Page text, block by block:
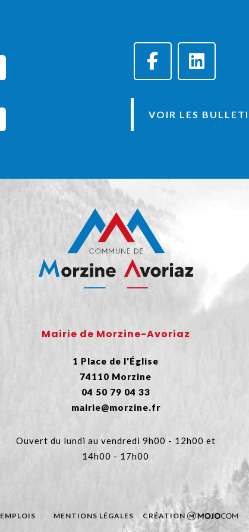
VOIR LES
Mairie de Morzine-Avoriaz
1 Place de l'Église
74110 Morzine
04 50 79 04 33
mairie@morzine.fr
Ouvert du lundi au vendredi 9h00 - 12h00 et
14h00 - 17h00
EMPLOIS MENTIONS LÉGALES CRÉATION